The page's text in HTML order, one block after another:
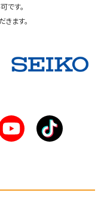
です。
ます。